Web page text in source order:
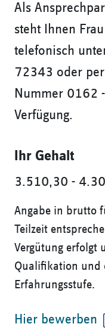
Als
steht Ihnen
telefonisch
72343 oder
Nummer 0162
Verfügung.
Ihr Gehalt
3.510,30 -
Angabe in brutto
Teilzeit
Vergütung erfolgt
Qualifikation und
Erfahrungsstufe.
Hier bewerben